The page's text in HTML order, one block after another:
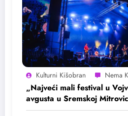
Kulturni Kišobran
„Najveći mali festival u
avgusta u Sremskoj